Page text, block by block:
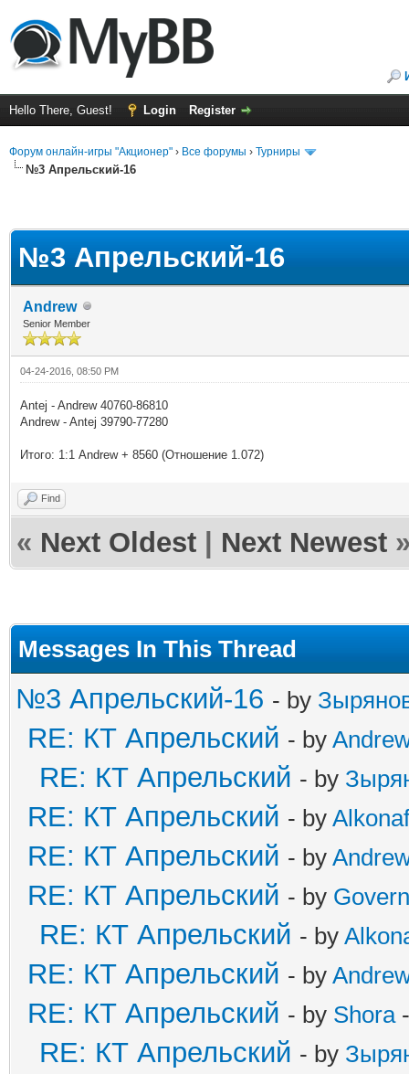
Hello There, Guest! Login Register
Форум онлайн-игры "Акционер" › Все форумы › Турниры
№3 Апрельский-16
№3 Апрельский-16
Andrew
Senior Member
04-24-2016, 08:50 PM
Antej - Andrew 40760-86810
Andrew - Antej 39790-77280
Итого: 1:1 Andrew + 8560 (Отношение 1.072)
Find
« Next Oldest Next Newest
Messages In This Thread
№3 Апрельский-16 - by
RE: КТ Апрельский - by
RE: КТ Апрельский - by
RE: КТ Апрельский - by
RE: КТ Апрельский - by
RE: КТ Апрельский - by
RE: КТ Апрельский - by
RE: КТ Апрельский - by
RE: КТ Апрельский - by Shora-
RE: КТ Апрельский - by